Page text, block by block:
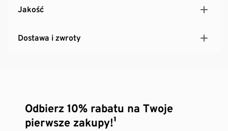
Jakość
Dostawa i zwroty
Odbierz 10% rabatu na Twoje
pierwsze zakupy!¹